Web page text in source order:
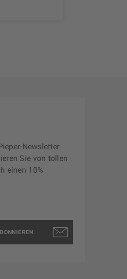
Newsletter
Sie von tollen
einen 10%